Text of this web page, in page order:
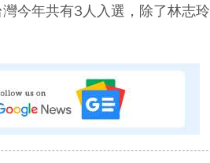
今年共有3人入選，除了林志玲